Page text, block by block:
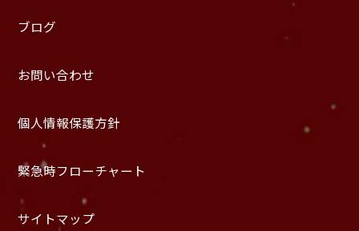
ブログ
お問い合わせ
個人情報保護方針
緊急時フローチャート
サイトマップ